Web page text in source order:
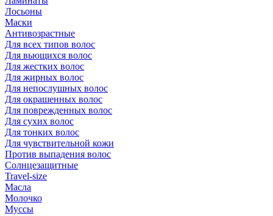
Лосьоны
Маски
Антивозрастные
Для всех типов волос
Для вьющихся волос
Для жестких волос
Для жирных волос
Для непослушных волос
Для окрашенных волос
Для поврежденных волос
Для сухих волос
Для тонких волос
Для чувствительной кожи
Против выпадения волос
Солнцезащитные
Travel-size
Масла
Молочко
Муссы